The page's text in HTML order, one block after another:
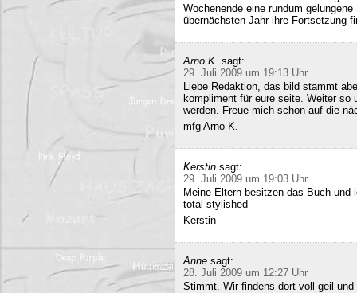
Wochenende eine rundum
übernächsten Jahr ihre Fortsetzung
Arno K. sagt:
29. Juli 2009 um 19:13 Uhr
Liebe Redaktion, das bild stammt
kompliment für eure seite. Weiter so
werden. Freue mich schon auf die
mfg Arno K.
Kerstin sagt:
29. Juli 2009 um 19:03 Uhr
Meine Eltern besitzen das Buch
total stylished
Kerstin
Anne sagt:
28. Juli 2009 um 12:27 Uhr
Stimmt. Wir findens dort voll geil und